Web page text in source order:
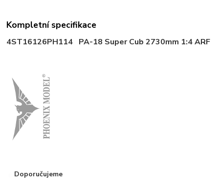
Kompletní specifikace
4ST16126PH114 PA-18 Super Cub 2730mm 1:4 ARF
Doporučujeme